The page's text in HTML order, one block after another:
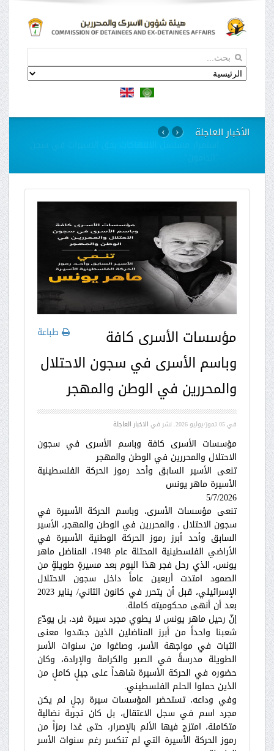
الأخبار العاجلة › ‹
طباعة
مؤسسات الأسرى كافة
وباسم الأسرى في سجون الاحتلال
والمحررين في الوطن والمهجر
في05 تموز/يوليو 2026 . نشر في الاخبار العاجلة
مؤسسات الأسرى كافة وباسم الأسرى في سجون
الاحتلال والمحررين في الوطن والمهجر
تنعى الأسير السابق وأحد رموز الحركة الفلسطينية
الأسيرة ماهر يونس
5/7/2026
تنعى مؤسسات الأسرى، وباسم الحركة الأسيرة في
سجون الاحتلال ، والمحررين في الوطن والمهجر، الأسير
السابق وأحد أبرز رموز الحركة الوطنية الأسيرة في
الأراضي الفلسطينية المحتلة عام 1948، المناضل ماهر
يونس، الذي رحل فجر هذا اليوم بعد مسيرةٍ طويلةٍ من
الصمود امتدت أربعين عاماً داخل سجون الاحتلال
الإسرائيلي، قبل أن يتحرر في كانون الثاني/ يناير 2023
بعد أن أنهى محكوميته كاملة.
إنّ رحيل ماهر يونس لا يطوي مجرد سيرة فرد، بل يودّع
شعبنا واحداً من أبرز المناضلين الذين جسّدوا معنى
الثبات في مواجهة الأسر، وصاغوا من سنوات الأسر
الطويلة مدرسةً في الصبر والكرامة والإرادة، وكان
حضوره في الحركة الأسيرة شاهداً على جيلٍ كاملٍ من
الذين حملوا الحلم الفلسطيني.
وفي وداعه، تستحضر المؤسسات سيرة رجلٍ لم يكن
مجرد اسم في سجل الاعتقال، بل كان تجربة نضالية
متكاملة، امتزج فيها الألم بالإصرار، حتى غدا رمزاً من
رموز الحركة الأسيرة التي لم تنكسر رغم سنوات الأسر